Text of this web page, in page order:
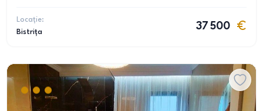
Locație:
Bistrița
37 500